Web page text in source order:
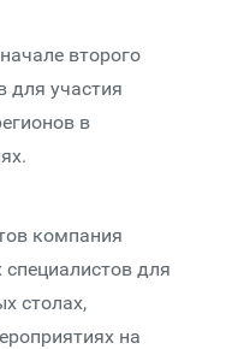
второго
для участия
в
компания
для
столах,
на